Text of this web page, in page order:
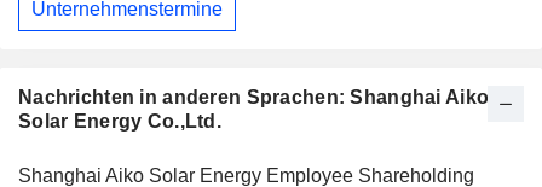
Nachrichten in anderen Sprachen: Shanghai Aiko
Solar Energy Co.,Ltd.
Shanghai Aiko Solar Energy Employee Shareholding
Unternehmenstermine